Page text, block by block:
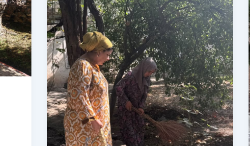
«ПАЖӮҲИШГОҲИ
МИЛЛИИ
ТАРМИМУ
БАРҚАРОРСОЗИИ
ЁДГОРИҲОИ
ТАЪРИХИЮ
ФАРҲАНГӢ»